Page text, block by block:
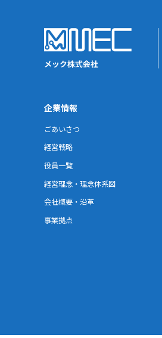
企業情報
ごあいさつ
経営戦略
役員一覧
経営理念・理念体系図
会社概要・沿革
事業拠点